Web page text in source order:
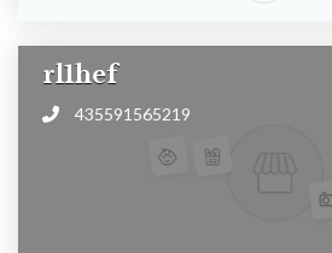
rl1hef
435591565219